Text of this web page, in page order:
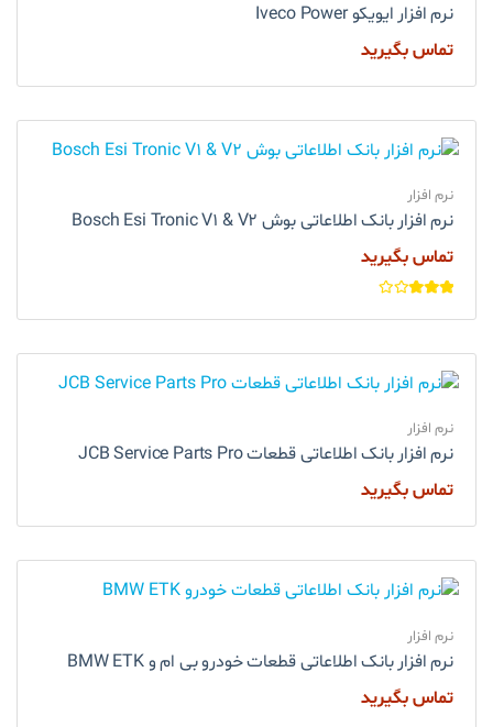
نرم افزار ایویکو Iveco Power
تماس بگیرید
نرم افزار
نرم افزار بانک اطلاعاتی بوش Bosch Esi Tronic V1 & V2
تماس بگیرید
3.00از
نرم افزار
نرم افزار بانک اطلاعاتی قطعات JCB Service Parts Pro
تماس بگیرید
نرم افزار
نرم افزار بانک اطلاعاتی قطعات خودرو بی ام و BMW ETK
تماس بگیرید